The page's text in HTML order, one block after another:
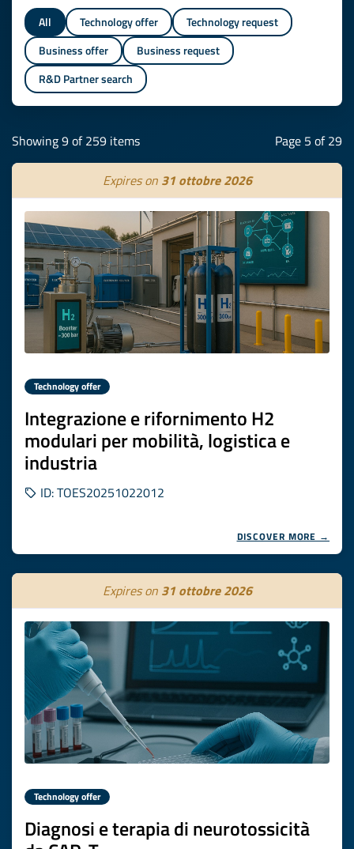
All Technology offer
Technology request
Business offer
Business request
R&D Partner search
Showing 9 of 259 items Page 5 of 29
Expires on 31 ottobre 2026
Technology offer
Integrazione e rifornimento H2
modulari per mobilità, logistica e
industria
ID: TOES20251022012
DISCOVER MORE →
Expires on 31 ottobre 2026
Technology offer
Diagnosi e terapia di neurotossicità